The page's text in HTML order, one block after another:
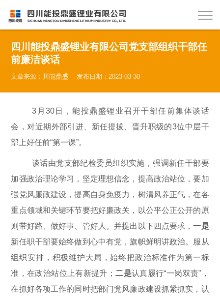
四川能投鼎盛锂业有限公司党支部组织干部任
前廉洁谈话
文章来源： 川能鼎盛 发布日期：2023-03-30
3月30日，能投鼎盛锂业召开干部任前集体谈话
会，对近期外部引进、新任提拔、晋升职级的3位中层干
部上好任前“第一课”。
谈话由党支部纪检委员组织实施，强调新任干部要
加强政治理论学习，坚定理想信念，提高政治站位，要加
强党风廉政建设，提高自身免疫力，树清风养正气，在各
重点领域和关键环节要把好廉政关，以公平公正公开的原
则带好路、做好事、管好人。并提出以下四点要求，一是
新任职干部要始终做到心中有党，旗帜鲜明讲政治。服从
组织安排，积极维护大局，始终把政治标准作为第一标
准，在政治站位上有新提升； 二是认真履行“一岗双责”，
在抓好各项工作的同时把部门党风廉政建设抓紧抓实，认